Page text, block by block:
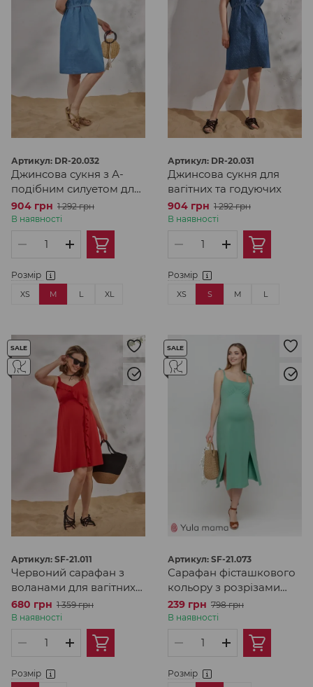
Артикул: DR-20.032
Джинсова сукня з А-
подібним силуетом для
вагітних та годуючих
904 грн 1 292 грн
В наявності
Розмір
XS M L XL
Артикул: DR-20.031
Джинсова сукня для
вагітних та годуючих
904 грн 1 292 грн
В наявності
Розмір
XS S M L
SALE
Артикул: SF-21.011
Червоний сарафан з
воланами для вагітних
та годуючих
680 грн 1 359 грн
В наявності
Розмір
SALE
Артикул: SF-21.073
Сарафан фісташкового
кольору з розрізами
для вагітних та
годуючих
239 грн 798 грн
В наявності
Розмір